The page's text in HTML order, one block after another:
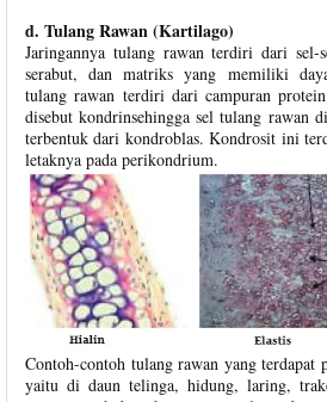
d. Tulang Rawan (Kartilago)
Jaringannya tulang rawan terdiri dari sel-
serabut, dan matriks yang memiliki
tulang rawan terdiri dari campuran
disebut kondrinsehingga sel tulang rawan
terbentuk dari kondroblas. Kondrosit ini
letaknya pada perikondrium.
Contoh-contoh tulang rawan yang terdapat
yaitu di daun telinga, hidung, laring,